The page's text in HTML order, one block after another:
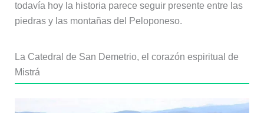
todavía hoy la historia parece seguir presente entre las
piedras y las montañas del Peloponeso.
La Catedral de San Demetrio, el corazón espiritual de
Mistrá